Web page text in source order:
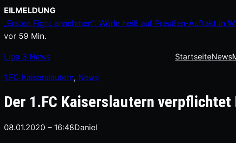
Zum
Inhalt
springen
EILMELDUNG
„Ersten Fight annehmen“: Wörle heiß auf Preußen-Auftakt in
vor 59 Min.
Liga 3 News StartseiteNews
1.FC Kaiserslautern, News
Der 1.FC Kaiserslautern
08.01.2020 – 16:48Daniel